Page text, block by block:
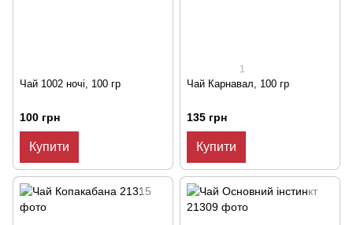
Чай 1002 ночі, 100 гр
100 грн
Купити
1
Чай Карнавал, 100 гр
135 грн
Купити